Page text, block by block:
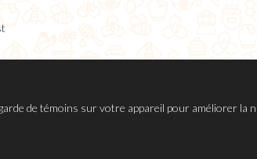
de témoins sur votre appareil pour améliorer la